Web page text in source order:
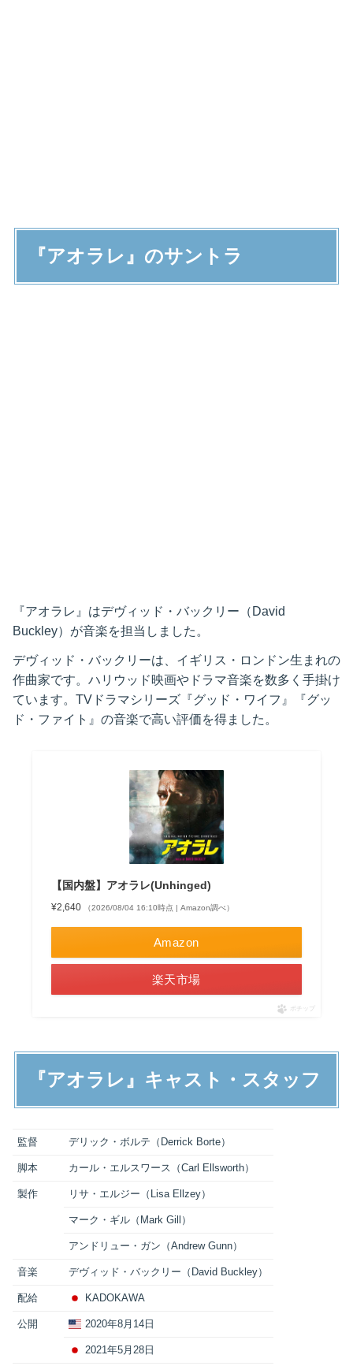
『アオラレ』のサントラ
『アオラレ』はデヴィッド・バックリー（David
Buckley）が音楽を担当しました。
デヴィッド・バックリーは、イギリス・ロンドン生まれの
作曲家です。ハリウッド映画やドラマ音楽を数多く手掛け
ています。TVドラマシリーズ『グッド・ワイフ』『グッ
ド・ファイト』の音楽で高い評価を得ました。
【国内盤】アオラレ(Unhinged)
¥2,640 （2026/08/04 16:10時点 | Amazon調べ）
Amazon
楽天市場
ポチップ
『アオラレ』キャスト・スタッフ
監督 デリック・ボルテ（Derrick Borte）
脚本 カール・エルスワース（Carl Ellsworth）
製作 リサ・エルジー（Lisa Ellzey）
マーク・ギル（Mark Gill）
アンドリュー・ガン（Andrew Gunn）
音楽 デヴィッド・バックリー（David Buckley）
配給 KADOKAWA
公開 2020年8月14日
2021年5月28日